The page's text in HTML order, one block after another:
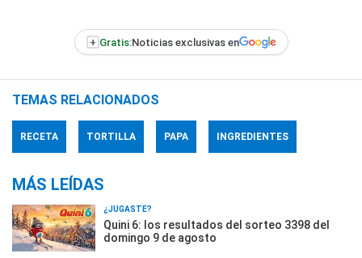
+ Gratis:Noticias exclusivas en
TEMAS RELACIONADOS
RECETA TORTILLA PAPA INGREDIENTES
MÁS LEÍDAS
¿JUGASTE?
Quini 6: los resultados del sorteo 3398 del
domingo 9 de agosto